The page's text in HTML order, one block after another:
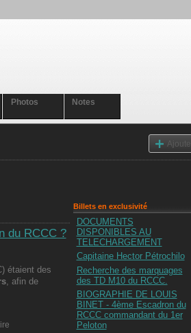
Photos Notes
Ajouter
du RCCC ?
étaient des
, afin de
Billets en exclusivité
DOCUMENTS
DISPONIBLES AU
TELECHARGEMENT
Capitaine Hector Pétrochilo
Recherche des marquages
des TD M10 du RCCC.
BIOGRAPHIE DE LOUIS
BINET - 4ème Escadron du
RCCC commandant du 1er
Peloton